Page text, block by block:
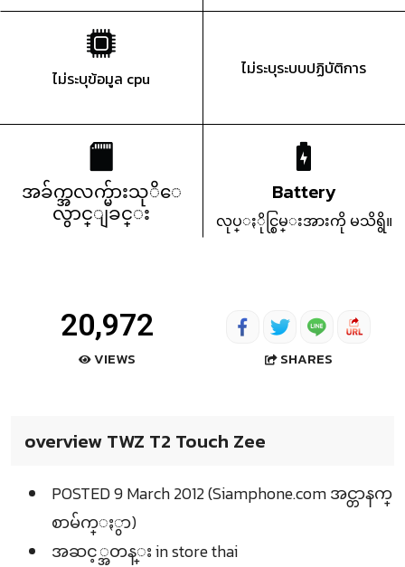
ไม่ระบุข้อมูล cpu ไม่ระบุระบบปฏิบัติการ
အခ်က္အလက္မ်ားသုိေ
လွာင္ျခင္း
Battery
လုပ္ႏိုင္စြမ္းအားကို မသိရွိ။
20,972
VIEWS SHARES
overview TWZ T2 Touch Zee
POSTED 9 March 2012 (Siamphone.com အင္တာနက္
စာမ်က္ႏွာ)
အဆင့္အတန္း in store thai